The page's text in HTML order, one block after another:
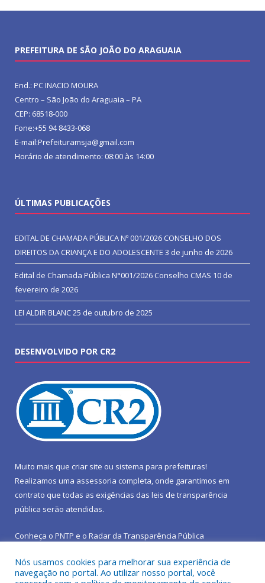
PREFEITURA DE SÃO JOÃO DO ARAGUAIA
End.: PC INACIO MOURA
Centro – São João do Araguaia – PA
CEP: 68518-000
Fone:+55 94 8433-068
E-mail:Prefeituramsja@gmail.com
Horário de atendimento: 08:00 às 14:00
ÚLTIMAS PUBLICAÇÕES
EDITAL DE CHAMADA PÚBLICA Nº 001/2026 CONSELHO DOS
DIREITOS DA CRIANÇA E DO ADOLESCENTE 3 de junho de 2026
Edital de Chamada Pública N°001/2026 Conselho CMAS 10 de
fevereiro de 2026
LEI ALDIR BLANC25 de outubro de 2025
DESENVOLVIDO POR CR2
Muito mais que criar site ou sistema para prefeituras!
Realizamos uma assessoria completa, onde garantimos em
contrato que todas as exigências das leis de transparência
pública serão atendidas.
Conheça o PNTP e o Radar da Transparência Pública
Nós usamos cookies para melhorar sua experiência de
navegação no portal. Ao utilizar nosso portal, você